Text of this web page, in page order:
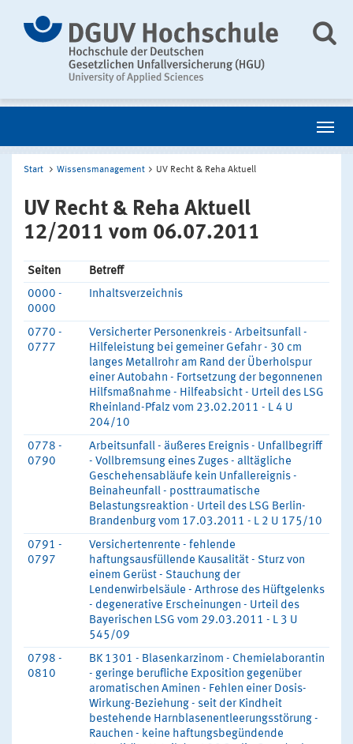
Start Wissensmanagement UV Recht & Reha Aktuell
UV Recht & Reha Aktuell
12/2011 vom 06.07.2011
Seiten
Betreff
0000 -
0000
Inhaltsverzeichnis
0770 -
0777
Versicherter Personenkreis - Arbeitsunfall -
Hilfeleistung bei gemeiner Gefahr - 30 cm
langes Metallrohr am Rand der Überholspur
einer Autobahn - Fortsetzung der begonnenen
Hilfsmaßnahme - Hilfeabsicht - Urteil des LSG
Rheinland-Pfalz vom 23.02.2011 - L 4 U
204/10
0778 -
0790
Arbeitsunfall - äußeres Ereignis - Unfallbegriff
- Vollbremsung eines Zuges - alltägliche
Geschehensabläufe kein Unfallereignis -
Beinaheunfall - posttraumatische
Belastungsreaktion - Urteil des LSG Berlin-
Brandenburg vom 17.03.2011 - L 2 U 175/10
0791 -
0797
Versichertenrente - fehlende
haftungsausfüllende Kausalität - Sturz von
einem Gerüst - Stauchung der
Lendenwirbelsäule - Arthrose des Hüftgelenks
- degenerative Erscheinungen - Urteil des
Bayerischen LSG vom 29.03.2011 - L 3 U
545/09
0798 -
0810
BK 1301 - Blasenkarzinom - Chemielaborantin
- geringe berufliche Exposition gegenüber
aromatischen Aminen - Fehlen einer Dosis-
Wirkung-Beziehung - seit der Kindheit
bestehende Harnblasenentleerungsstörung -
Rauchen - keine haftungsbegündende